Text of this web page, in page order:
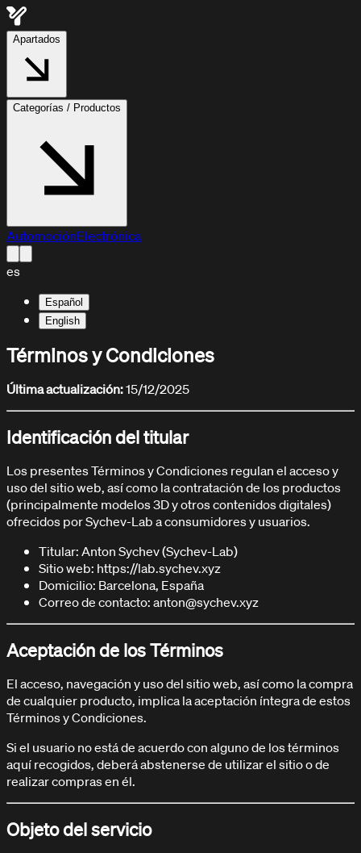
Apartados
Categorías / Productos
AutomociónElectrónica
es
Español
English
ARTICULOS / BLOG
Explora nuestros artículos
Aprende con nuestros tutoriales
Términos y Condiciones
Última actualización:15/12/2025
Identificación del titular
Los presentes Términos y Condiciones regulan el acceso y
uso del sitio web, así como la contratación de los productos
(principalmente modelos 3D y otros contenidos digitales)
ofrecidos por Sychev-Lab a consumidores y usuarios.
Titular: Anton Sychev (Sychev-Lab)
Sitio web: https://lab.sychev.xyz
Domicilio: Barcelona, España
Correo de contacto: anton@sychev.xyz
Aceptación de los Términos
El acceso, navegación y uso del sitio web, así como la compra
de cualquier producto, implica la aceptación íntegra de estos
Términos y Condiciones.
Si el usuario no está de acuerdo con alguno de los términos
aquí recogidos, deberá abstenerse de utilizar el sitio o de
realizar compras en él.
Objeto del servicio